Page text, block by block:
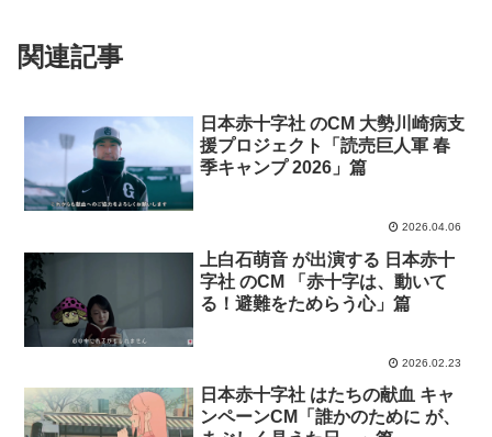
関連記事
日本赤十字社 のCM 大勢川崎病支
援プロジェクト「読売巨人軍 春
季キャンプ 2026」篇
2026.04.06
上白石萌音 が出演する 日本赤十
字社 のCM 「赤十字は、動いて
る！避難をためらう心」篇
2026.02.23
日本赤十字社 はたちの献血 キャ
ンペーンCM「誰かのために が、